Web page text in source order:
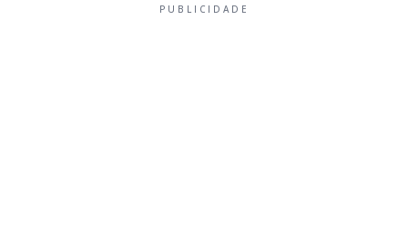
PUBLICIDADE